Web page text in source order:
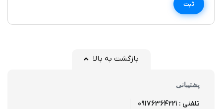
بازگشت به بالا
پشتیبانی
تلفنی : 09176364221